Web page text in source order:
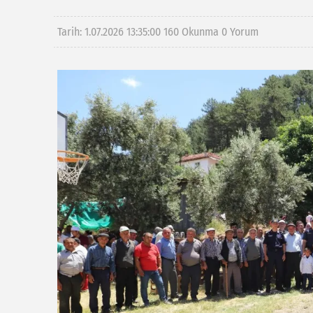
Tarih: 1.07.2026 13:35:00 160 Okunma 0 Yorum